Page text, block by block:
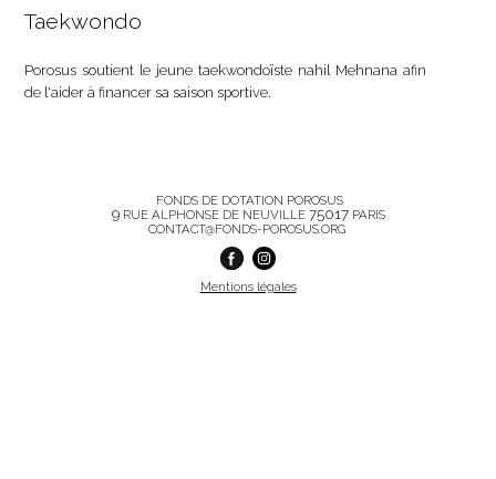
Taekwondo
Porosus soutient le jeune taekwondoïste nahil Mehnana afin
de l'aider à financer sa saison sportive.
FONDS DE DOTATION POROSUS
9RUE ALPHONSE DE NEUVILLE 75017PARIS
CONTACT@FONDS-POROSUS.ORG
Mentions légales